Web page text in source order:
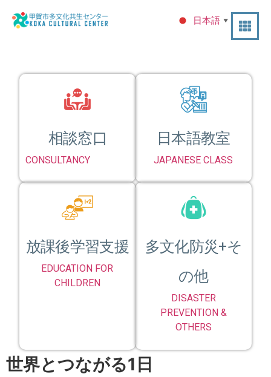
日本語 ▼
相談窓口
CONSULTANCY
日本語教室
JAPANESE CLASS
放課後学習支援
EDUCATION FOR
CHILDREN
多文化防災+そ
の他
DISASTER
PREVENTION &
OTHERS
世界とつながる1日